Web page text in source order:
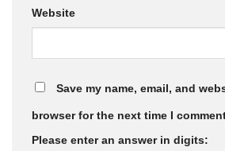
Website
Save my name, email, and
browser for the next time I
Please enter an answer in digits: